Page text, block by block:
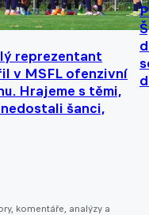
reprezentant
v MSFL ofenzivní
Hrajeme s těmi,
šanci,
komentáře, analýzy a